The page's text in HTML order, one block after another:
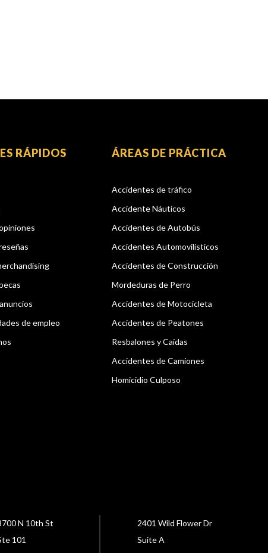
RÁPIDOS
de empleo
ÁREAS DE PRÁCTICA
Accidentes de tráfico
Accidente Náuticos
Accidentes de Autobús
Accidentes Automovilísticos
Accidentes de Construcción
Mordeduras de Perro
Accidentes de Motocicleta
Accidentes de Peatones
Resbalones y Caídas
Accidentes de Camiones
Homicidio Culposo
N 10th St
101
2401 Wild Flower Dr
Suite A